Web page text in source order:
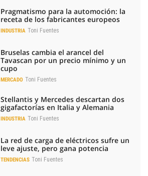
Pragmatismo para la automoción: la
receta de los fabricantes europeos
INDUSTRIA Toni Fuentes
Bruselas cambia el arancel del
Tavascan por un precio mínimo y un
cupo
MERCADO Toni Fuentes
Stellantis y Mercedes descartan dos
gigafactorías en Italia y Alemania
INDUSTRIA Toni Fuentes
La red de carga de eléctricos sufre un
leve ajuste, pero gana potencia
TENDENCIAS Toni Fuentes